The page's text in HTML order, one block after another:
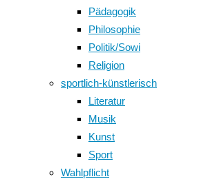
Pädagogik
Philosophie
Politik/Sowi
Religion
sportlich-künstlerisch
Literatur
Musik
Kunst
Sport
Wahlpflicht